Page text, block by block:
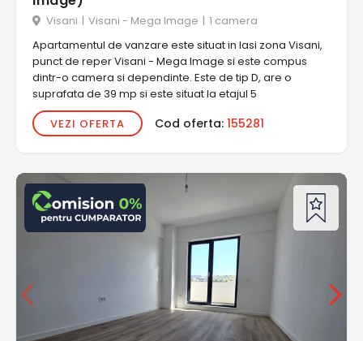
Visani | Visani - Mega Image | 1 camera
Apartamentul de vanzare este situat in Iasi zona Visani,
punct de reper Visani - Mega Image si este compus
dintr-o camera si dependinte. Este de tip D, are o
suprafata de 39 mp si este situat la etajul 5
VEZI OFERTA
Cod oferta: 155281